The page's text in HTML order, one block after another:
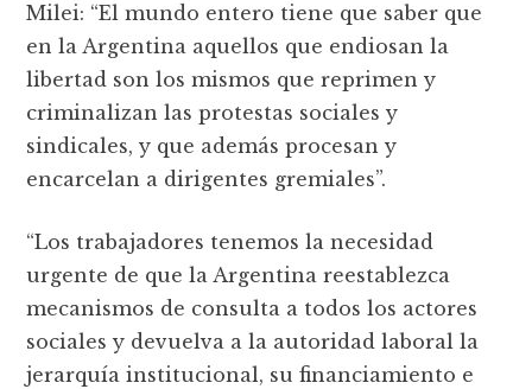
Milei: “El mundo entero tiene que saber que
en la Argentina aquellos que endiosan la
libertad son los mismos que reprimen y
criminalizan las protestas sociales y
sindicales, y que además procesan y
encarcelan a dirigentes gremiales”.
“Los trabajadores tenemos la necesidad
urgente de que la Argentina reestablezca
mecanismos de consulta a todos los actores
sociales y devuelva a la autoridad laboral la
jerarquía institucional, su financiamiento e